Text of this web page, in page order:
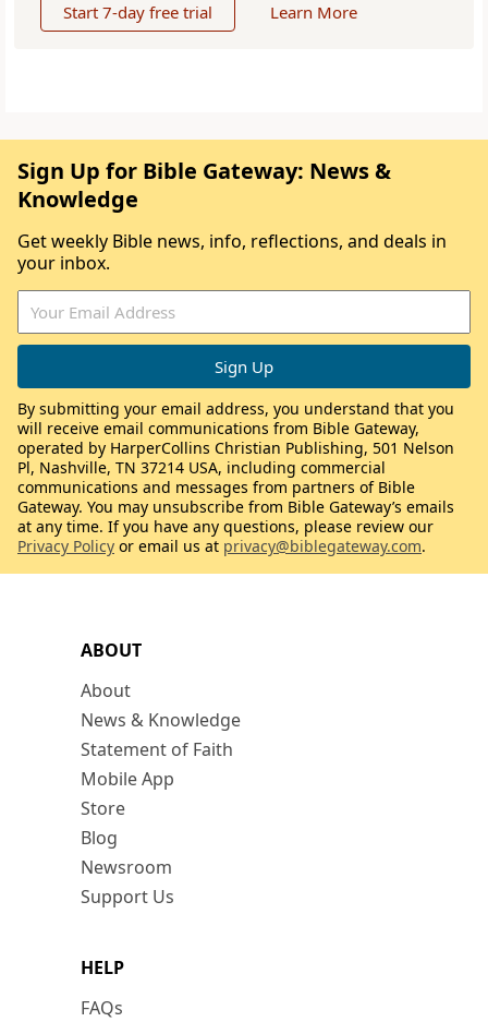
Start 7-day free trial Learn More
ABOUT
About
News & Knowledge
Statement of Faith
Mobile App
Store
Blog
Newsroom
Support Us
HELP
FAQs
Sign Up for Bible Gateway: News &
Knowledge
Get weekly Bible news, info, reflections, and deals in
your inbox.
By submitting your email address, you understand that you
will receive email communications from Bible Gateway,
operated by HarperCollins Christian Publishing, 501 Nelson
Pl, Nashville, TN 37214 USA, including commercial
communications and messages from partners of Bible
Gateway. You may unsubscribe from Bible Gateway’s emails
at any time. If you have any questions, please review our
Privacy Policy or email us at privacy@biblegateway.com.